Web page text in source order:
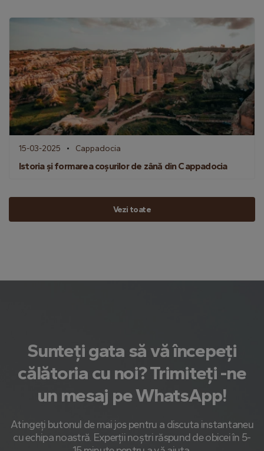
15-03-2025 Cappadocia
Istoria și formarea coșurilor de zână din Cappadocia
Vezi toate
Sunteți gata să vă începeți
călătoria cu noi? Trimiteți -ne
un mesaj pe WhatsApp!
Atingeți butonul de mai jos pentru a discuta instantaneu
cu echipa noastră. Experții noștri răspund de obicei în 5-